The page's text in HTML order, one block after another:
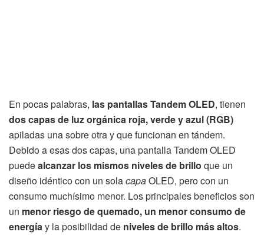
En pocas palabras, las pantallas Tandem OLED, tienen
dos capas de luz orgánica roja, verde y azul (RGB)
apiladas una sobre otra y que funcionan en tándem.
Debido a esas dos capas, una pantalla Tandem OLED
puedealcanzar los mismos niveles de brillo que un
diseño idéntico con un solacapaOLED, pero con un
consumo muchísimo menor. Los principales beneficios son
un menor riesgo de quemado, un menor consumo de
energíay la posibilidad de niveles de brillo más altos.